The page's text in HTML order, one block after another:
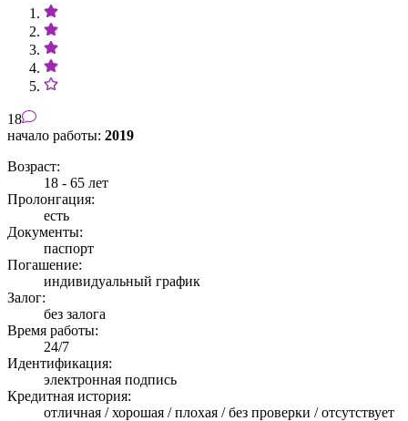
18
начало работы: 2019
Возраст:
18 - 65 лет
Пролонгация:
есть
Документы:
паспорт
Погашение:
индивидуальный график
Залог:
без залога
Время работы:
24/7
Идентификация:
электронная подпись
Кредитная история:
отличная / хорошая / плохая / без проверки / отсутствует